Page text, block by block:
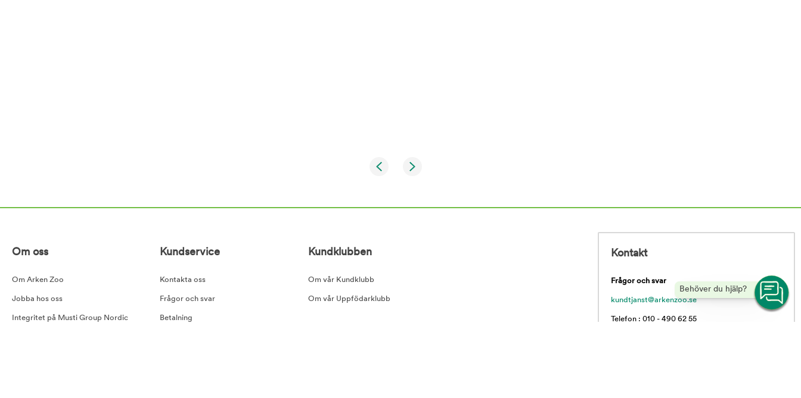
Behöver du hjälp?
Om oss
Om Arken Zoo
Jobba hos oss
Integritet på Musti Group Nordic
Kundservice
Kontakta oss
Frågor och svar
Betalning
Kundklubben
Om vår Kundklubb
Om vår Uppfödarklubb
Kontakt
Frågor och svar
kundtjanst@arkenzoo.se
Telefon : 010 - 490 62 55